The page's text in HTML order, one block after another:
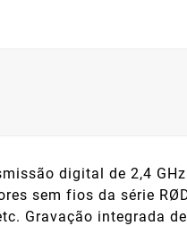
digital de 2,4
sem fios da série
Gravação integrada